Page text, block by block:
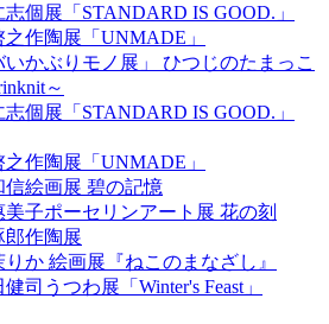
志個展「STANDARD IS GOOD.」
之作陶展「UNMADE」
いかぶりモノ展」 ひつじのたまっこ
～
志個展「STANDARD IS GOOD.」
之作陶展「UNMADE」
信絵画展 碧の記憶
美子ポーセリンアート展 花の刻
郎作陶展
か 絵画展『ねこのまなざし』
司うつわ展「Winter's Feast」